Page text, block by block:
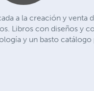
a la creación y
Libros con diseños y
y un basto